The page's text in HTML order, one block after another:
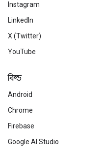
Instagram
LinkedIn
X (Twitter)
YouTube
বিল্ড
Android
Chrome
Firebase
Google AI Studio